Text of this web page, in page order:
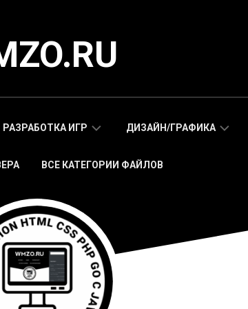
РАЗРАБОТКА ИГР
МОБИЛЬНЫХ
ИГР
HTML5
ИГРЫ
СКРИПТЫ
WEB
ДИЗАЙН/ГРАФИКА
HTML5
ВСЕ КАТЕГОРИИ ФАЙЛОВ